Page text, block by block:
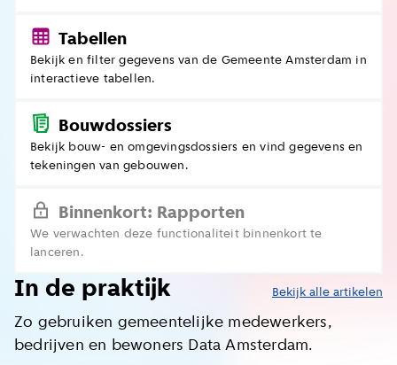
Tabellen
Bekijk en filter gegevens van de Gemeente Amsterdam in
interactieve tabellen.
Bouwdossiers
Bekijk bouw- en omgevingsdossiers en vind gegevens en
tekeningen van gebouwen.
Binnenkort: Rapporten
We verwachten deze functionaliteit binnenkort te
lanceren.
In de praktijk Bekijk alle artikelen
Zo gebruiken gemeentelijke medewerkers,
bedrijven en bewoners Data Amsterdam.